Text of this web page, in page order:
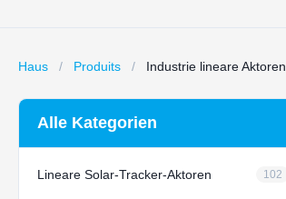
Haus / Produits / Industrie lineare Aktoren
Alle Kategorien
Lineare Solar-Tracker-Aktoren 102